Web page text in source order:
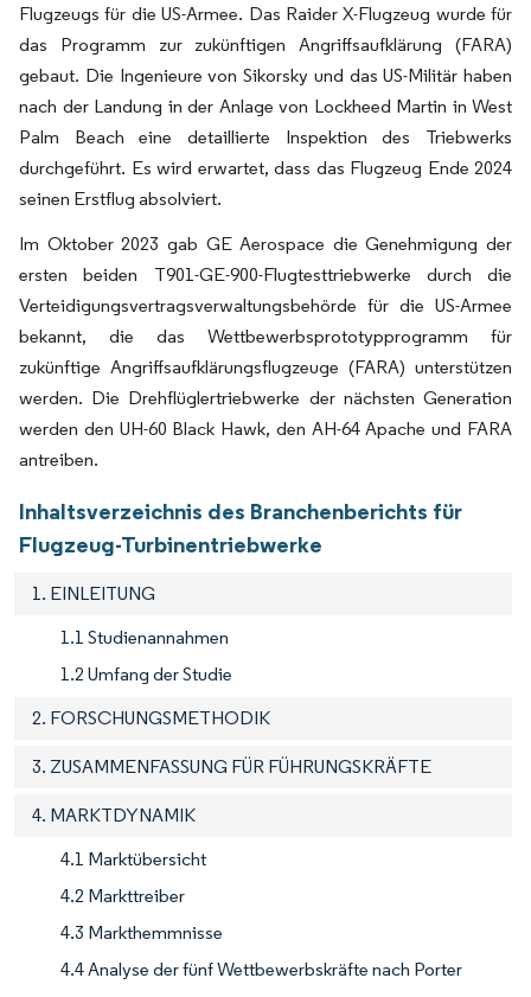
Flugzeugs für die US-Armee. Das Raider X-Flugzeug wurde für
das Programm zur zukünftigen Angriffsaufklärung (FARA)
gebaut. Die Ingenieure von Sikorsky und das US-Militär haben
nach der Landung in der Anlage von Lockheed Martin in West
Palm Beach eine detaillierte Inspektion des Triebwerks
durchgeführt. Es wird erwartet, dass das Flugzeug Ende 2024
seinen Erstflug absolviert.
Im Oktober 2023 gab GE Aerospace die Genehmigung der
ersten beiden T901-GE-900-Flugtesttriebwerke durch die
Verteidigungsvertragsverwaltungsbehörde für die US-Armee
bekannt, die das Wettbewerbsprototypprogramm für
zukünftige Angriffsaufklärungsflugzeuge (FARA) unterstützen
werden. Die Drehflüglertriebwerke der nächsten Generation
werden den UH-60 Black Hawk, den AH-64 Apache und FARA
antreiben.
Inhaltsverzeichnis des Branchenberichts für
Flugzeug-Turbinentriebwerke
1. EINLEITUNG
1.1 Studienannahmen
1.2 Umfang der Studie
2. FORSCHUNGSMETHODIK
3. ZUSAMMENFASSUNG FÜR FÜHRUNGSKRÄFTE
4. MARKTDYNAMIK
4.1 Marktübersicht
4.2 Markttreiber
4.3 Markthemmnisse
4.4 Analyse der fünf Wettbewerbskräfte nach Porter